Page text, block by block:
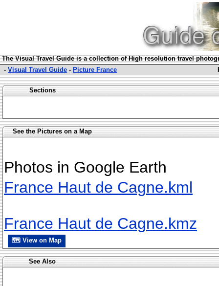
The Visual Travel Guide is a collection of High resolution travel
- Visual Travel Guide - Picture France
Sections
See the Pictures on a Map
Photos in Google Earth
France Haut de Cagne.kml
France Haut de Cagne.kmz
🗺 View on Map
See Also